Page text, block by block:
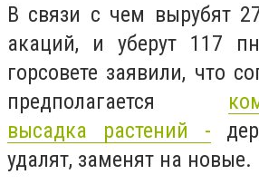
В связи с чем вырубят
акаций, и уберут 117
горсовете заявили, что
предполагается
высадка растений -
удалят, заменят на новые.